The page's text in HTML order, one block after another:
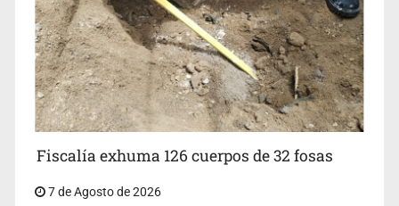
Fiscalía exhuma 126 cuerpos de 32 fosas
7 de Agosto de 2026